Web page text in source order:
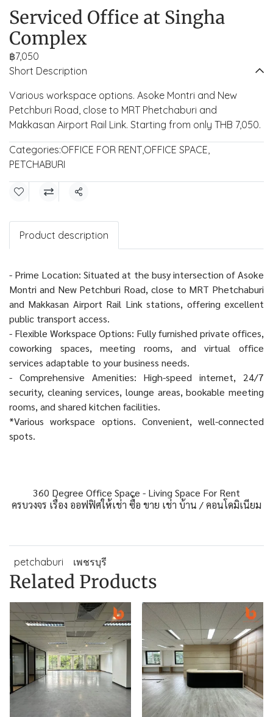
Serviced Office at Singha
Complex
฿7,050
Short Description
Various workspace options. Asoke Montri and New
Petchburi Road, close to MRT Phetchaburi and
Makkasan Airport Rail Link. Starting from only THB 7,050.
Categories:OFFICE FOR RENT,OFFICE SPACE,
PETCHABURI
Share
Product description
- Prime Location: Situated at the busy intersection of Asoke
Montri and New Petchburi Road, close to MRT Phetchaburi
and Makkasan Airport Rail Link stations, offering excellent
public transport access.
- Flexible Workspace Options: Fully furnished private offices,
coworking spaces, meeting rooms, and virtual office
services adaptable to your business needs.
- Comprehensive Amenities: High-speed internet, 24/7
security, cleaning services, lounge areas, bookable meeting
rooms, and shared kitchen facilities.
*Various workspace options. Convenient, well-connected
spots.
360 Degree Office Space - Living Space For Rent
ครบวงจร เรื่อง ออฟฟิศให้เช่า ซื้อ ขาย เช่า บ้าน / คอนโดมิเนียม
petchaburi เพชรบุรี
Related Products